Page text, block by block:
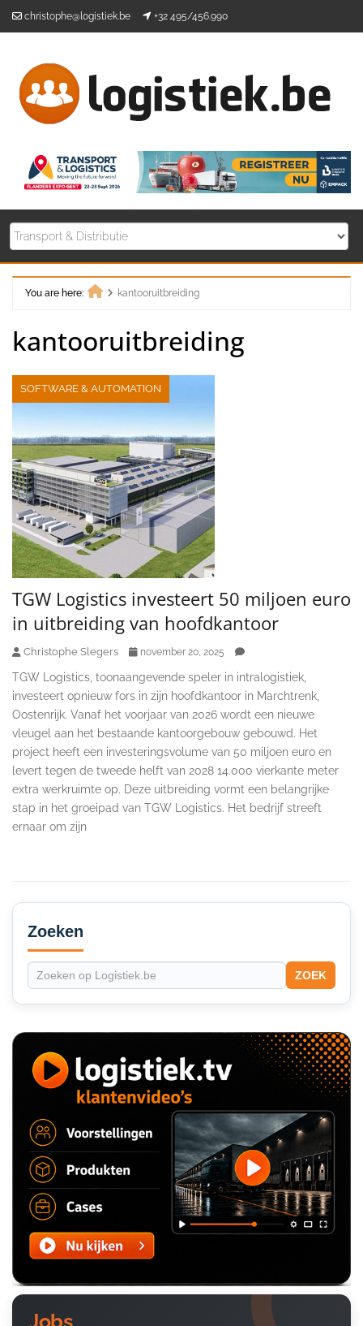
christophe@logistiek.be +32 495/456.990
You are here:
kantooruitbreiding
kantooruitbreiding
SOFTWARE & AUTOMATION
TGW Logistics investeert 50 miljoen euro
in uitbreiding van hoofdkantoor
Christophe Slegers november 20, 2025
TGW Logistics, toonaangevende speler in intralogistiek,
investeert opnieuw fors in zijn hoofdkantoor in Marchtrenk,
Oostenrijk. Vanaf het voorjaar van 2026 wordt een nieuwe
vleugel aan het bestaande kantoorgebouw gebouwd. Het
project heeft een investeringsvolume van 50 miljoen euro en
levert tegen de tweede helft van 2028 14.000 vierkante meter
extra werkruimte op. Deze uitbreiding vormt een belangrijke
stap in het groeipad van TGW Logistics. Het bedrijf streeft
ernaar om zijn
Secondary
Sidebar
Zoeken
ZOEK